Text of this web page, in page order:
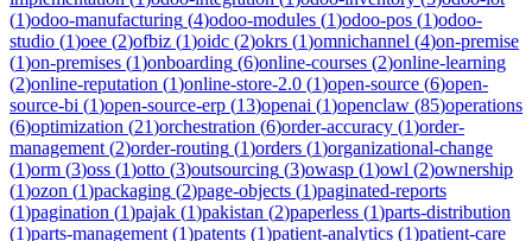
(1)odoo-manufacturing (4)odoo-modules (1)odoo-pos (1)odoo-
studio (1)oee (2)ofbiz (1)oidc (2)okrs (1)omnichannel (4)on-premise
(1)on-premises (1)onboarding (6)online-courses (2)online-learning
(2)online-reputation (1)online-store-2.0 (1)open-source (6)open-
source-bi (1)open-source-erp (13)openai (1)openclaw (85)operations
(6)optimization (21)orchestration (6)order-accuracy (1)order-
management (2)order-routing (1)orders (1)organizational-change
(1)orm (3)oss (1)otto (3)outsourcing (3)owasp (1)owl (2)ownership
(1)ozon (1)packaging (2)page-objects (1)paginated-reports
(1)pagination (1)pajak (1)pakistan (2)paperless (1)parts-distribution
(1)parts-management (1)patents (1)patient-analytics (1)patient-care